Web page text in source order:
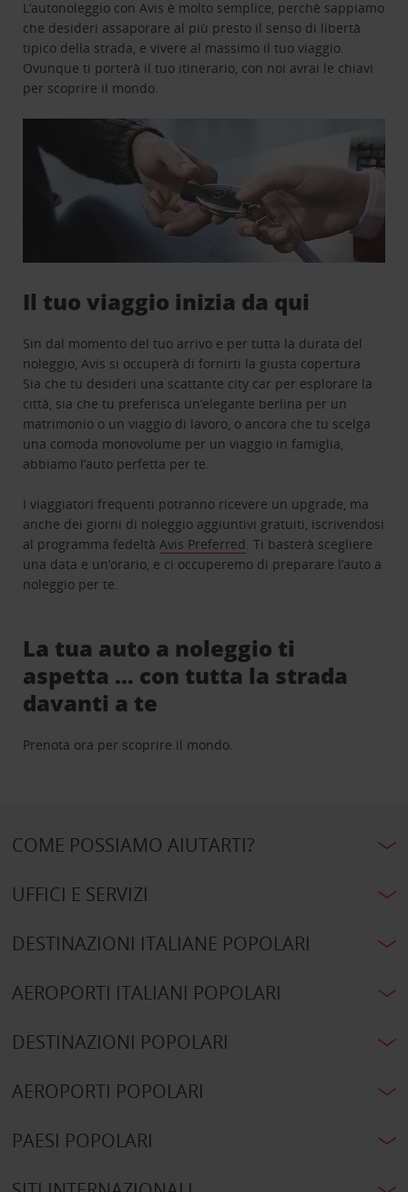
L’autonoleggio con Avis è molto semplice, perchè sappiamo
che desideri assaporare al più presto il senso di libertà
tipico della strada, e vivere al massimo il tuo viaggio.
Ovunque ti porterà il tuo itinerario, con noi avrai le chiavi
per scoprire il mondo.
Il tuo viaggio inizia da qui
Sin dal momento del tuo arrivo e per tutta la durata del
noleggio, Avis si occuperà di fornirti la giusta copertura.
Sia che tu desideri una scattante city car per esplorare la
città, sia che tu preferisca un’elegante berlina per un
matrimonio o un viaggio di lavoro, o ancora che tu scelga
una comoda monovolume per un viaggio in famiglia,
abbiamo l’auto perfetta per te.
I viaggiatori frequenti potranno ricevere un upgrade, ma
anche dei giorni di noleggio aggiuntivi gratuiti, iscrivendosi
al programma fedeltàAvis Preferred. Ti basterà scegliere
una data e un’orario, e ci occuperemo di preparare l’auto a
noleggio per te.
La tua auto a noleggio ti
aspetta … con tutta la strada
davanti a te
Prenota ora per scoprire il mondo.
COME POSSIAMO AIUTARTI?
UFFICI E SERVIZI
DESTINAZIONI ITALIANE POPOLARI
AEROPORTI ITALIANI POPOLARI
DESTINAZIONI POPOLARI
AEROPORTI POPOLARI
PAESI POPOLARI